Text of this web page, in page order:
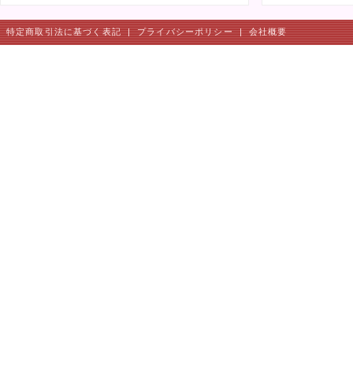
特定商取引法に基づく表記 | プライバシーポリシー | 会社概要